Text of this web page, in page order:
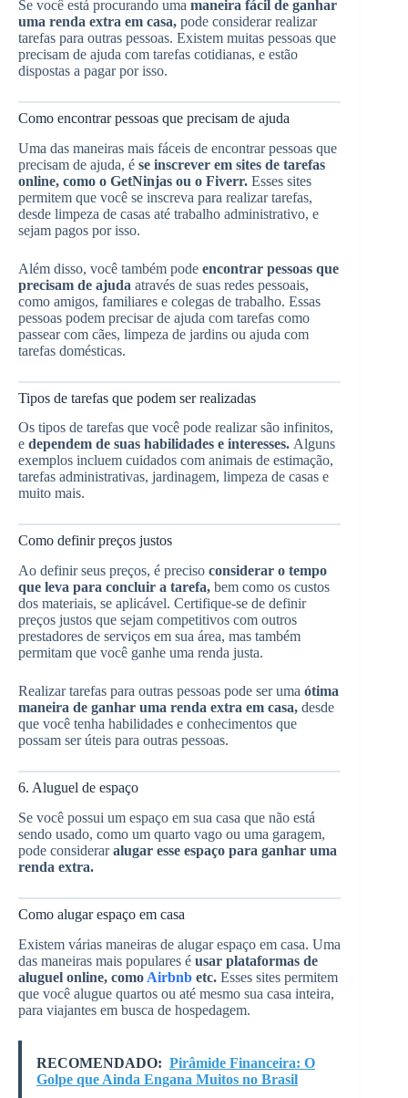
Se você está procurando uma maneira fácil de ganhar
uma renda extra em casa, pode considerar realizar
tarefas para outras pessoas. Existem muitas pessoas que
precisam de ajuda com tarefas cotidianas, e estão
dispostas a pagar por isso.
Como encontrar pessoas que precisam de ajuda
Uma das maneiras mais fáceis de encontrar pessoas que
precisam de ajuda, é se inscrever em sites de tarefas
online, como o GetNinjas ou o Fiverr. Esses sites
permitem que você se inscreva para realizar tarefas,
desde limpeza de casas até trabalho administrativo, e
sejam pagos por isso.
Além disso, você também pode encontrar pessoas que
precisam de ajuda através de suas redes pessoais,
como amigos, familiares e colegas de trabalho. Essas
pessoas podem precisar de ajuda com tarefas como
passear com cães, limpeza de jardins ou ajuda com
tarefas domésticas.
Tipos de tarefas que podem ser realizadas
Os tipos de tarefas que você pode realizar são infinitos,
e dependem de suas habilidades e interesses. Alguns
exemplos incluem cuidados com animais de estimação,
tarefas administrativas, jardinagem, limpeza de casas e
muito mais.
Como definir preços justos
Ao definir seus preços, é preciso considerar o tempo
que leva para concluir a tarefa, bem como os custos
dos materiais, se aplicável. Certifique-se de definir
preços justos que sejam competitivos com outros
prestadores de serviços em sua área, mas também
permitam que você ganhe uma renda justa.
Realizar tarefas para outras pessoas pode ser uma ótima
maneira de ganhar uma renda extra em casa, desde
que você tenha habilidades e conhecimentos que
possam ser úteis para outras pessoas.
6. Aluguel de espaço
Se você possui um espaço em sua casa que não está
sendo usado, como um quarto vago ou uma garagem,
pode consideraralugar esse espaço para ganhar uma
renda extra.
Como alugar espaço em casa
Existem várias maneiras de alugar espaço em casa. Uma
das maneiras mais populares é usar plataformas de
aluguel online, como Airbnb etc. Esses sites permitem
que você alugue quartos ou até mesmo sua casa inteira,
para viajantes em busca de hospedagem.
RECOMENDADO: Pirâmide Financeira: O
Golpe que Ainda Engana Muitos no Brasil